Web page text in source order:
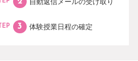
体験授業日程の確定